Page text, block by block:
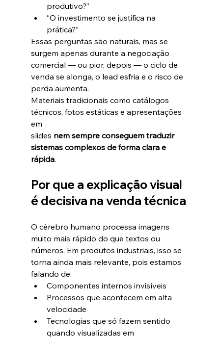
produtivo?”
“O investimento se justifica na
prática?”
Essas perguntas são naturais, mas se
surgem apenas durante a negociação
comercial — ou pior, depois — o ciclo de
venda se alonga, o lead esfria e o risco de
perda aumenta.
Materiais tradicionais como catálogos
técnicos, fotos estáticas e apresentações
em
slides nem sempre conseguem traduzir
sistemas complexos de forma clara e
rápida.
Por que a explicação visual
é decisiva na venda técnica
O cérebro humano processa imagens
muito mais rápido do que textos ou
números. Em produtos industriais, isso se
torna ainda mais relevante, pois estamos
falando de:
Componentes internos invisíveis
Processos que acontecem em alta
velocidade
Tecnologias que só fazem sentido
quando visualizadas em